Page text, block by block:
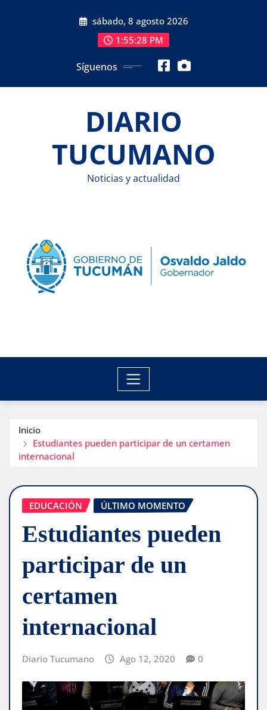
sábado, 8 agosto 2026
1:55:29 PM
Síguenos
DIARIO
TUCUMANO
Noticias y actualidad
Inicio
Estudiantes pueden participar de un certamen
internacional
EDUCACIÓN ÚLTIMO MOMENTO
Estudiantes pueden
participar de un
certamen
internacional
Diario Tucumano Ago 12, 2020 0